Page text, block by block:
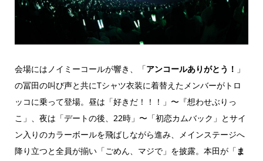
会場にはノイミーコールが響き、「アンコールありがとう！ 」
の冨田の叫び声と共にTシャツ衣装に着替えたメンバーがトロ
ッコに乗って登場。昼は「好きだ！！！」〜『想わせぶりっ
こ」、夜は「デートの後、22時」〜「初恋カムバック」とサイ
ン入りのカラーボールを飛ばしながら進み、メインステージへ
降り立つと全員が揃い「ごめん、マジで」を披露。本田が「ま